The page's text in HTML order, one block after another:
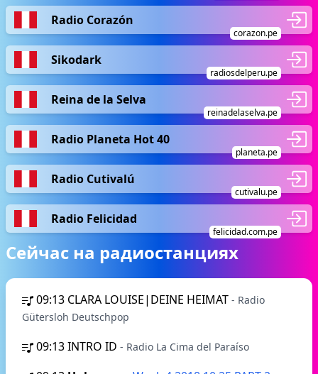
Radio Corazón
corazon.pe
Sikodark
radiosdelperu.pe
Reina de la Selva
reinadelaselva.pe
Radio Planeta Hot 40
planeta.pe
Radio Cutivalú
cutivalu.pe
Radio Felicidad
felicidad.com.pe
Сейчас на радиостанциях
09:13 CLARA LOUISE|DEINE HEIMAT - Radio
Gütersloh Deutschpop
09:13INTRO ID - Radio La Cima del Paraíso